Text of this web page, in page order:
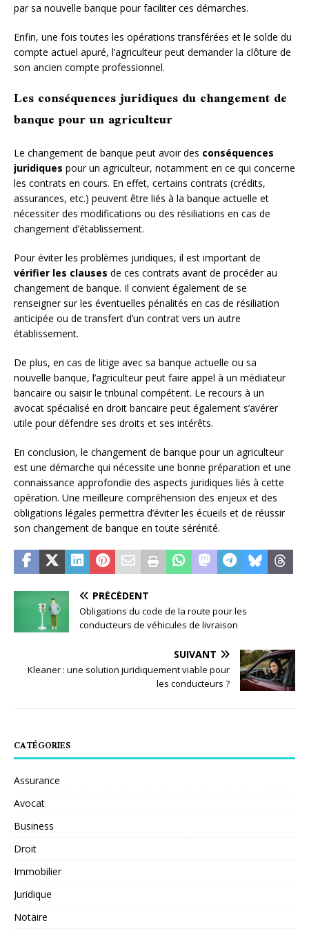
par sa nouvelle banque pour faciliter ces démarches.
Enfin, une fois toutes les opérations transférées et le solde du
compte actuel apuré, l’agriculteur peut demander la clôture de
son ancien compte professionnel.
Les conséquences juridiques du changement de
banque pour un agriculteur
Le changement de banque peut avoir des conséquences
juridiques pour un agriculteur, notamment en ce qui concerne
les contrats en cours. En effet, certains contrats (crédits,
assurances, etc.) peuvent être liés à la banque actuelle et
nécessiter des modifications ou des résiliations en cas de
changement d’établissement.
Pour éviter les problèmes juridiques, il est important de
vérifier les clauses de ces contrats avant de procéder au
changement de banque. Il convient également de se
renseigner sur les éventuelles pénalités en cas de résiliation
anticipée ou de transfert d’un contrat vers un autre
établissement.
De plus, en cas de litige avec sa banque actuelle ou sa
nouvelle banque, l’agriculteur peut faire appel à un médiateur
bancaire ou saisir le tribunal compétent. Le recours à un
avocat spécialisé en droit bancaire peut également s’avérer
utile pour défendre ses droits et ses intérêts.
En conclusion, le changement de banque pour un agriculteur
est une démarche qui nécessite une bonne préparation et une
connaissance approfondie des aspects juridiques liés à cette
opération. Une meilleure compréhension des enjeux et des
obligations légales permettra d’éviter les écueils et de réussir
son changement de banque en toute sérénité.
PRÉCÉDENT
Obligations du code de la route pour les
conducteurs de véhicules de livraison
SUIVANT
Kleaner : une solution juridiquement viable pour
les conducteurs ?
CATÉGORIES
Assurance
Avocat
Business
Droit
Immobilier
Juridique
Notaire